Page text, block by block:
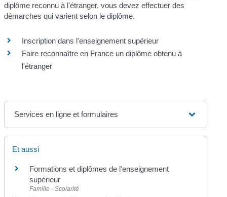
diplôme reconnu à l'étranger, vous devez effectuer des
démarches qui varient selon le diplôme.
Inscription dans l'enseignement supérieur
Faire reconnaître en France un diplôme obtenu à
l'étranger
Services en ligne et formulaires
Et aussi
Formations et diplômes de l'enseignement
supérieur
Famille - Scolarité